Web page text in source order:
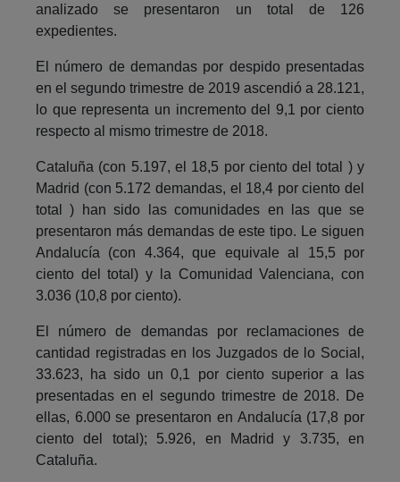
analizado se presentaron un total de 126
expedientes.
El número de demandas por despido presentadas
en el segundo trimestre de 2019 ascendió a 28.121,
lo que representa un incremento del 9,1 por ciento
respecto al mismo trimestre de 2018.
Cataluña (con 5.197, el 18,5 por ciento del total ) y
Madrid (con 5.172 demandas, el 18,4 por ciento del
total ) han sido las comunidades en las que se
presentaron más demandas de este tipo. Le siguen
Andalucía (con 4.364, que equivale al 15,5 por
ciento del total) y la Comunidad Valenciana, con
3.036 (10,8 por ciento).
El número de demandas por reclamaciones de
cantidad registradas en los Juzgados de lo Social,
33.623, ha sido un 0,1 por ciento superior a las
presentadas en el segundo trimestre de 2018. De
ellas, 6.000 se presentaron en Andalucía (17,8 por
ciento del total); 5.926, en Madrid y 3.735, en
Cataluña.